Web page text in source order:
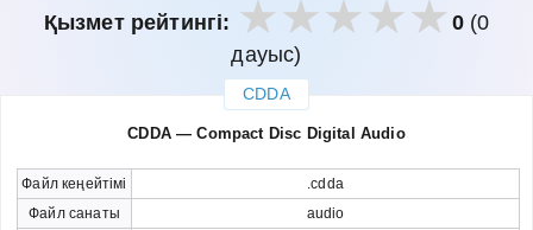
Қызмет рейтингі: 0(0
дауыс)
CDDA
CDDA — Compact Disc Digital Audio
Файл кеңейтімі
.cdda
Файл санаты
audio